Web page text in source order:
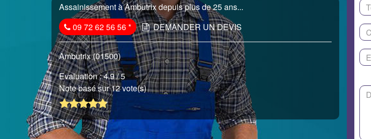
Assainissement à Ambutrix depuis plus de 25 ans...
09 72 62 56 56* DEMANDER UN DEVIS
Ambutrix (01500)
Evaluation :4.9/ 5
Note basé sur 12 vote(s)